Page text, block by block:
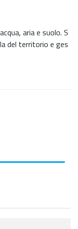
aria e suolo. S
del territorio e ges